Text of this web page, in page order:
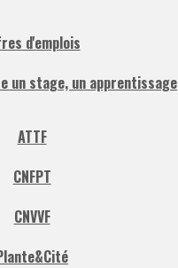
d'emplois
un stage, un apprentissage
ATTF
CNFPT
CNVVF